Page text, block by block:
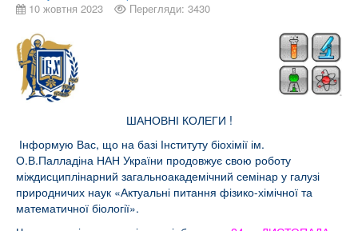
10 жовтня 2023
Перегляди: 3430
ШАНОВНІ КОЛЕГИ !
Інформую Вас, що на базі Інституту біохімії ім.
О.В.Палладіна НАН України продовжує свою роботу
міждисциплінарний загальноакадемічний семінар у галузі
природничих наук «Актуальні питання фізико-хімічної та
математичної біології».